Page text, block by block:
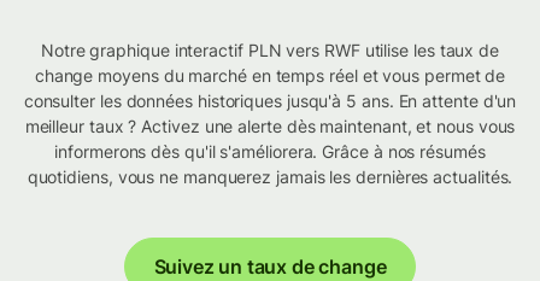
Notre graphique interactif PLN vers RWF utilise les taux de
change moyens du marché en temps réel et vous permet de
consulter les données historiques jusqu'à 5 ans. En attente d'un
meilleur taux ? Activez une alerte dès maintenant, et nous vous
informerons dès qu'il s'améliorera. Grâce à nos résumés
quotidiens, vous ne manquerez jamais les dernières actualités.
Suivez un taux de change